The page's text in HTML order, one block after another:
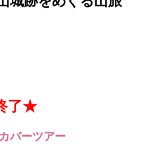
了★
バーツアー